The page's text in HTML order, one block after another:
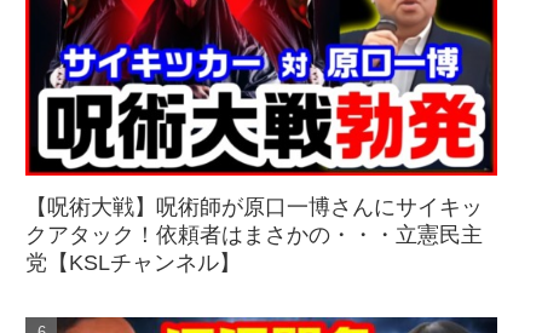
【呪術大戦】呪術師が原口一博さんにサイキッ
クアタック！依頼者はまさかの・・・立憲民主
党【KSLチャンネル】